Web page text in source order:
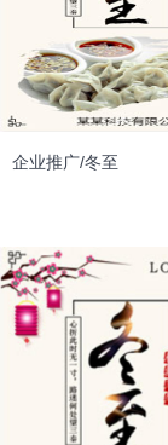
企业推广/冬至